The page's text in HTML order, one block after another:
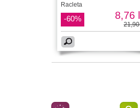
Racleta
-60% 8,76